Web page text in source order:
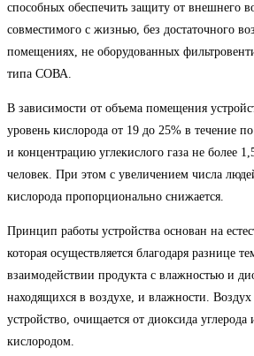
способных обеспечить защиту от внешнего
совместимого с жизнью, без достаточного
помещениях, не оборудованных
типа СОВА.
В зависимости от объема помещения
уровень кислорода от 19 до 25% в течение
и концентрацию углекислого газа не более
человек. При этом с увеличением числа
кислорода пропорционально снижается.
Принцип работы устройства основан на
которая осуществляется благодаря разнице
взаимодействии продукта с влажностью и
находящихся в воздухе, и влажности. Воздух
устройство, очищается от диоксида углерода
кислородом.